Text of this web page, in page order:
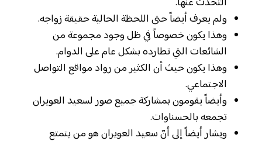
ولم يعرف أيضاً حتى اللحظة الحالية حقيقة زواجه.
وهذا يكون خصوصاً في ظل وجود مجموعة من
الشائعات التي تطارده بشكل عام على الدوام.
وهذا يكون حيث أن الكثير من رواد مواقع التواصل
الاجتماعي.
وأيضاً يقومون بمشاركة جميع صور لسعيد العويران
تجمعه بالحسناوات.
ويشار أيضاً إلى أنّ سعيد العويران هو من يتمتع